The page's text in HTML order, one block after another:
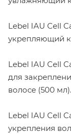
Lebel IAU Cell
укрепляющий
Lebel IAU Cell
для
волосе (500 мл).
Lebel IAU Cell
укрепления